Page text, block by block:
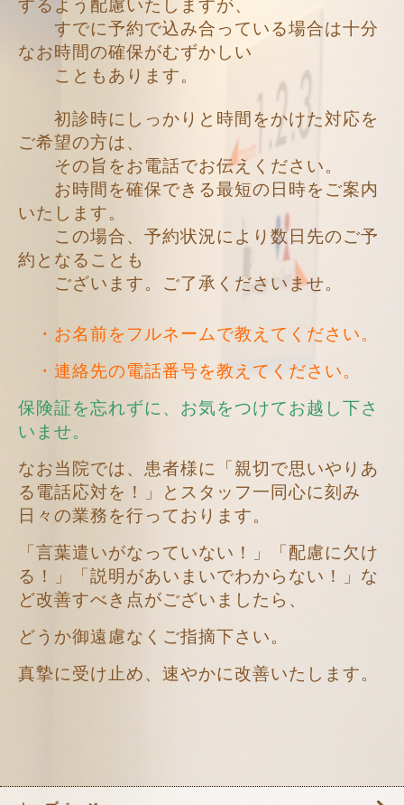
するよう配慮いたしますが、
すでに予約で込み合っている場合は十分
なお時間の確保がむずかしい
こともあります。
初診時にしっかりと時間をかけた対応を
ご希望の方は、
その旨をお電話でお伝えください。
お時間を確保できる最短の日時をご案内
いたします。
この場合、予約状況により数日先のご予
約となることも
ございます。ご了承くださいませ。
・お名前をフルネームで教えてください。
・連絡先の電話番号を教えてください。
保険証を忘れずに、お気をつけてお越し下さ
いませ。
なお当院では、患者様に「親切で思いやりあ
る電話応対を！」とスタッフ一同心に刻み
日々の業務を行っております。
「言葉遣いがなっていない！」「配慮に欠け
る！」「説明があいまいでわからない！」な
ど改善すべき点がございましたら、
どうか御遠慮なくご指摘下さい。
真摯に受け止め、速やかに改善いたします。